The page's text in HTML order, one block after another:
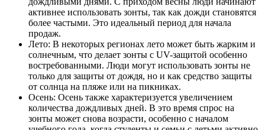
активнее использовать зонты, так как дожди становятся
более частыми. Это идеальный период для начала
продаж.
Лето: В некоторых регионах лето может быть жарким и
солнечным, что делает зонты с UV-защитой особенно
востребованными. Люди могут использовать зонты не
только для защиты от дождя, но и как средство защиты
от солнца на пляже или на пикниках.
Осень: Осень также характеризуется увеличением
количества дождливых дней. В это время спрос на
зонты может снова возрасти, особенно с началом